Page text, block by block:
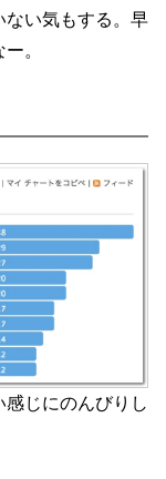
ない気もする。早
。
じにのんびりし